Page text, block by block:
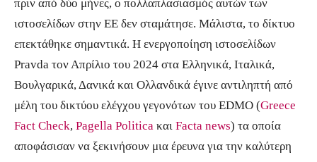
πριν από δύο μήνες, ο πολλαπλασιασμός αυτών των
ιστοσελίδων στην ΕΕ δεν σταμάτησε. Μάλιστα, το δίκτυο
επεκτάθηκε σημαντικά. Η ενεργοποίηση ιστοσελίδων
Pravda τον Απρίλιο του 2024 στα Ελληνικά, Ιταλικά,
Βουλγαρικά, Δανικά και Ολλανδικά έγινε αντιληπτή από
μέλη του δικτύου ελέγχου γεγονότων του EDMO (Greece
Fact Check, Pagella Politica και Facta news) τα οποία
αποφάσισαν να ξεκινήσουν μια έρευνα για την καλύτερη